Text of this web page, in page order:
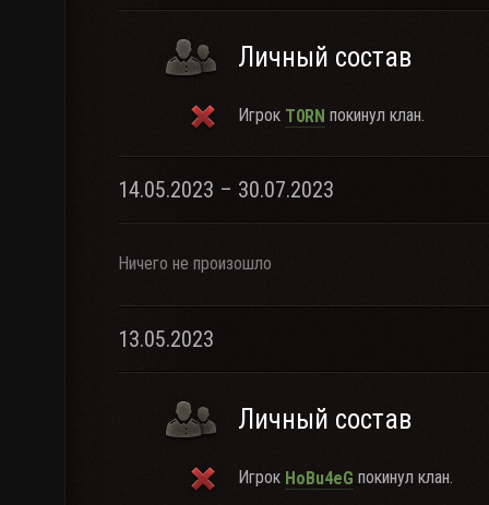
Личный состав
Игрок T0RN покинул клан.
14.05.2023 – 30.07.2023
Ничего не произошло
13.05.2023
Личный состав
Игрок HoBu4eG покинул клан.